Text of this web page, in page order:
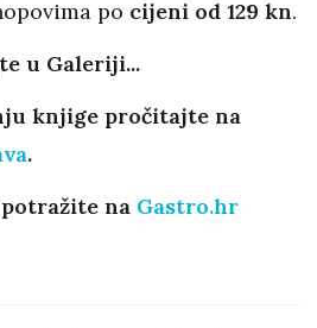
po cijeni od 129 kn.
u Galeriji...
knjige pročitajte na
.
na Gastro.hr